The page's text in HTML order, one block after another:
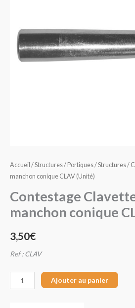
Accueil /Structures / Portiques/Structures/
manchon conique CLAV (Unité)
Contestage
manchon conique
3,50€
Ref : CLAV
CLAV
(Unité)
Ajouter au panier